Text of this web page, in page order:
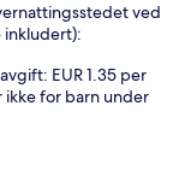
ved
inkludert):
EUR 1.35 per
for barn under